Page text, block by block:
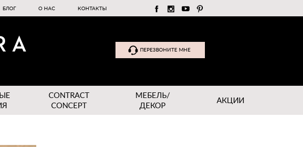
БЛОГ О НАС КОНТАКТЫ
ПЕРЕЗВОНИТЕ МНЕ
CONTRACT
CONCEPT
МЕБЕЛЬ/
ДЕКОР
АКЦИИ